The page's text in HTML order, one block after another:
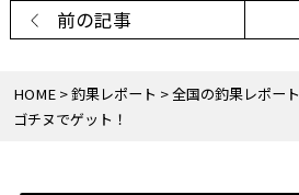
HOME 釣果レポート 全国の釣果レポート
ゴチヌでゲット！
前の記事